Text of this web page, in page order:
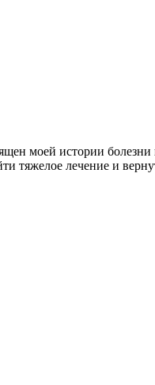
моей истории
тяжелое лечение и